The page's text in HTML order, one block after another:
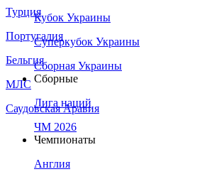
Турция
Португалия
Бельгия
МЛС
Саудовская Аравия
Кубок Украины
Суперкубок Украины
Сборная Украины
Сборные
Лига наций
ЧМ 2026
Чемпионаты
Англия